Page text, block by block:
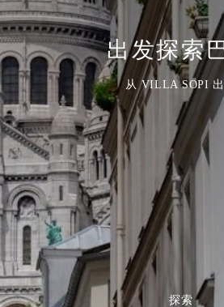
出发探索
从 VILLA SOPI
探索